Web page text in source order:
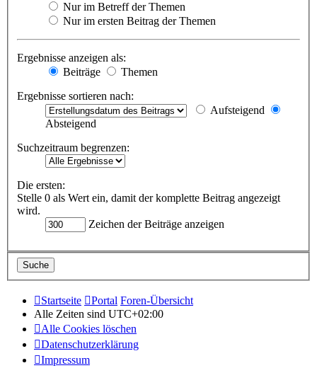
Nur im Betreff der Themen
Nur im ersten Beitrag der Themen
Ergebnisse anzeigen als:
Beiträge
Themen
Ergebnisse sortieren nach:
Aufsteigend
Absteigend
Suchzeitraum begrenzen:
Die ersten:
Stelle 0 als Wert ein, damit der komplette Beitrag angezeigt
wird.
Zeichen der Beiträge anzeigen
Startseite Portal Foren-Übersicht
Alle Zeiten sind UTC+02:00
Alle Cookies löschen
Datenschutzerklärung
Impressum